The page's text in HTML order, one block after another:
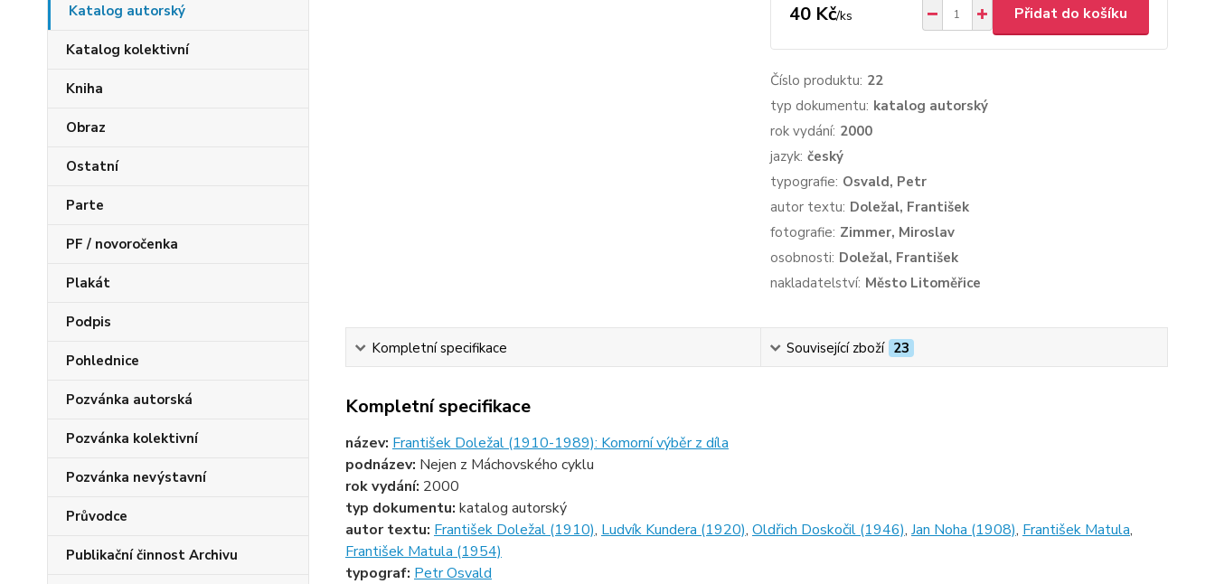
Katalog autorský
Katalog kolektivní
Kniha
Obraz
Ostatní
Parte
PF / novoročenka
Plakát
Podpis
Pohlednice
Pozvánka autorská
Pozvánka kolektivní
Pozvánka nevýstavní
Průvodce
Publikační činnost Archivu
40 Kč/ks Přidat do košíku
Číslo produktu: 22
typ dokumentu: katalog autorský
rok vydání: 2000
jazyk: český
typografie: Osvald, Petr
autor textu: Doležal, František
fotografie: Zimmer, Miroslav
osobnosti: Doležal, František
nakladatelství: Město Litoměřice
Kompletní specifikace Související zboží 23
Kompletní specifikace
název: František Doležal (1910-1989): Komorní výběr z díla
podnázev: Nejen z Máchovského cyklu
rok vydání: 2000
typ dokumentu: katalog autorský
autor textu: František Doležal (1910), Ludvík Kundera (1920), Oldřich Doskočil (1946), Jan Noha (1908), František Matula,
František Matula (1954)
typograf: Petr Osvald